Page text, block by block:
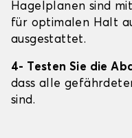
Hagelplanen sind
für optimalen Halt
ausgestattet.
4- Testen Sie die
dass alle
sind.